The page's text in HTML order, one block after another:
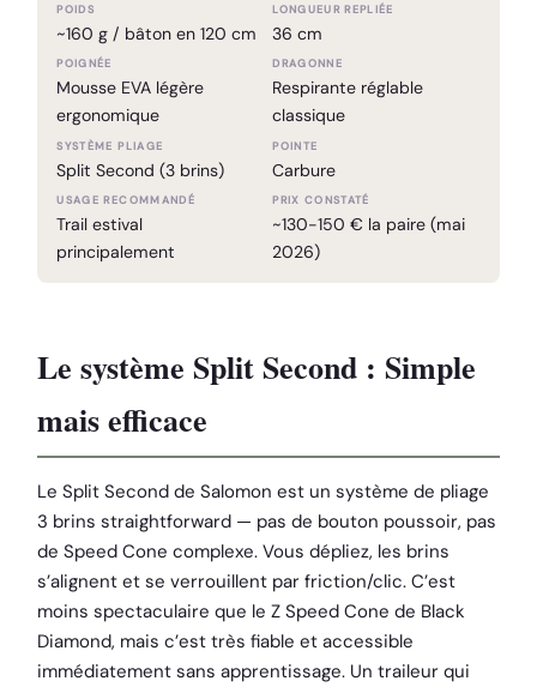
POIDS
~160 g / bâton en 120 cm
LONGUEUR REPLIÉE
36 cm
POIGNÉE
Mousse EVA légère
ergonomique
DRAGONNE
Respirante réglable
classique
SYSTÈME PLIAGE
Split Second (3 brins)
POINTE
Carbure
USAGE RECOMMANDÉ
Trail estival
principalement
PRIX CONSTATÉ
~130-150 € la paire (mai
2026)
Le système Split Second : Simple
mais efficace
Le Split Second de Salomon est un système de pliage
3 brins straightforward — pas de bouton poussoir, pas
de Speed Cone complexe. Vous dépliez, les brins
s’alignent et se verrouillent par friction/clic. C’est
moins spectaculaire que le Z Speed Cone de Black
Diamond, mais c’est très fiable et accessible
immédiatement sans apprentissage. Un traileur qui